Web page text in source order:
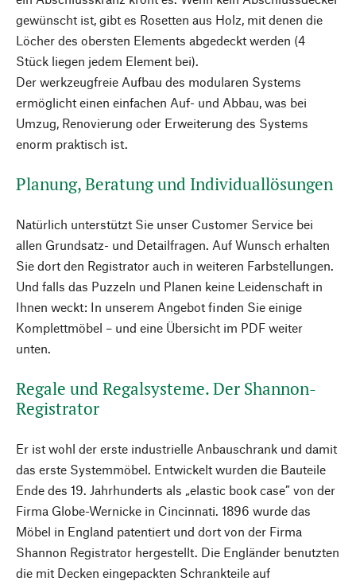
gewünscht ist, gibt es Rosetten aus Holz, mit denen die
Löcher des obersten Elements abgedeckt werden (4
Stück liegen jedem Element bei).
Der werkzeugfreie Aufbau des modularen Systems
ermöglicht einen einfachen Auf- und Abbau, was bei
Umzug, Renovierung oder Erweiterung des Systems
enorm praktisch ist.
Planung, Beratung und Individuallösungen
Natürlich unterstützt Sie unser Customer Service bei
allen Grundsatz- und Detailfragen. Auf Wunsch erhalten
Sie dort den Registrator auch in weiteren Farbstellungen.
Und falls das Puzzeln und Planen keine Leidenschaft in
Ihnen weckt: In unserem Angebot finden Sie einige
Komplettmöbel – und eine Übersicht im PDF weiter
unten.
Regale und Regalsysteme. Der Shannon-
Registrator
Er ist wohl der erste industrielle Anbauschrank und damit
das erste Systemmöbel. Entwickelt wurden die Bauteile
Ende des 19. Jahrhunderts als „elastic book case” von der
Firma Globe-Wernicke in Cincinnati. 1896 wurde das
Möbel in England patentiert und dort von der Firma
Shannon Registrator hergestellt. Die Engländer benutzten
die mit Decken eingepackten Schrankteile auf